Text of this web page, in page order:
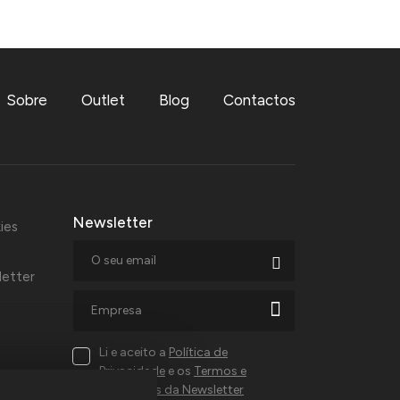
Sobre Outlet Blog Contactos
Newsletter
Li e aceito a Política de
Privacidade e os Termos e
Condições da Newsletter